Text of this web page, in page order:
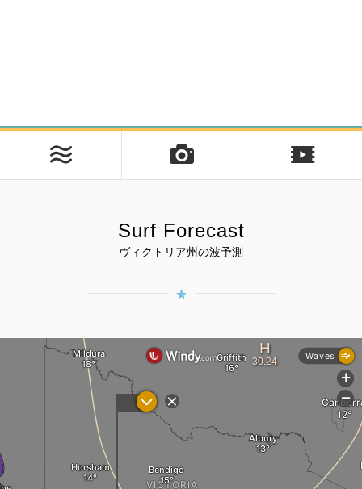
Surf Forecast
ヴィクトリア州の波予測